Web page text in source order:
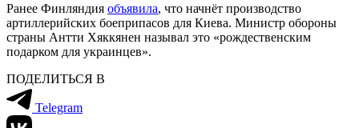
Ранее Финляндия объявила, что начнёт производство
артиллерийских боеприпасов для Киева. Министр обороны
страны Антти Хяккянен называл это «‎рождественским
подарком для украинцев»‎.
ПОДЕЛИТЬСЯ В
Telegram